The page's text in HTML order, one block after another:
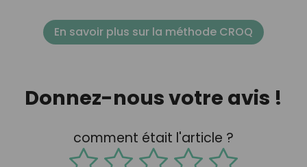
En savoir plus sur la méthode CROQ
Donnez-nous votre avis !
comment était l'article ?